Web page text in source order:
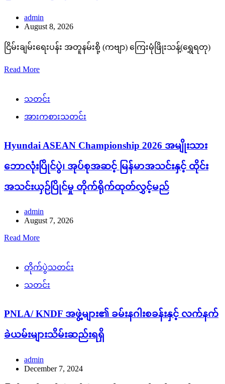
admin
August 8, 2026
ငြိမ်းချမ်းရေးပန်း အတူနမ်းစို့ (ကဗျာ) ကြေးမုံဖြိုးသန့်(ရွှေရတု)
Read More
သတင်း
အားကစားသတင်း
Hyundai ASEAN Championship 2026 အမျိုးသား
ဘောလုံးပြိုင်ပွဲ၊ အုပ်စုအဆင့် မြန်မာအသင်းနှင့် ထိုင်း
အသင်းယှဉ်ပြိုင်မှု တိုက်ရိုက်ထုတ်လွှင့်မည်
admin
August 7, 2026
Read More
တိုက်ပွဲသတင်း
သတင်း
PNLA/ KNDF အဖွဲ့များ၏ ခမ်းနဂါးစခန်းနှင့် လက်နက်
ခဲယမ်းများသိမ်းဆည်းရရှိ
admin
December 7, 2024